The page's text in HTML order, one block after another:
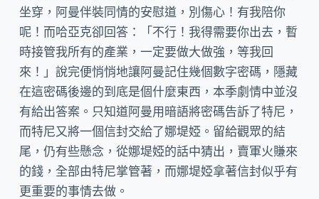
坐穿，阿曼伴裝同情的安慰道，別傷心！有我陪你
呢！而哈亞克卻回答：「不行！我得需要你出去，暫
時接管我所有的產業，一定要做大做強，等我回
來！」說完便悄悄地讓阿曼記住幾個數字密碼，隱藏
在這密碼後邊的到底是個什麼東西，本季劇情中並沒
有給出答案。只知道阿曼用暗語將密碼告訴了特尼，
而特尼又將一個信封交給了娜堤婭。留給觀眾的結
尾，仍有些懸念，從娜堤婭的話中猜出，賣軍火賺來
的錢，全部由特尼掌管著，而娜堤婭拿著信封似乎有
更重要的事情去做。